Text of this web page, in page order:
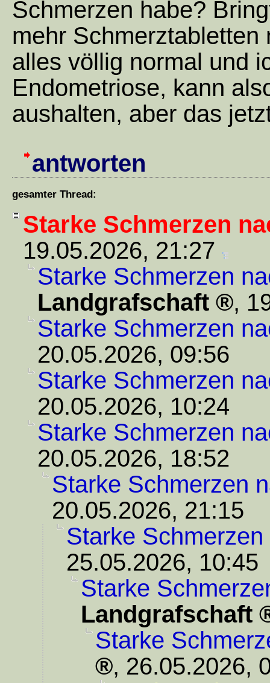
Schmerzen habe?
mehr
alles völlig normal und
Endometriose, kann
aushalten, aber das
antworten
gesamter Thread:
Starke Schmerzen
19.05.2026, 21:27
Starke Schmerzen
Landgrafschaft
,
Starke Schmerzen
20.05.2026, 09:56
Starke Schmerzen
20.05.2026, 10:24
Starke Schmerzen
20.05.2026, 18:52
Starke Schmerzen
20.05.2026, 21:15
Starke
25.05.2026, 10:45
Starke
Landgrafschaft
Starke
, 26.05.2026,